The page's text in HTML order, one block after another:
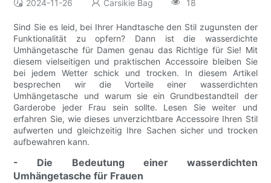
2024-11-26 Carsikie Bag 18
Sind Sie es leid, bei Ihrer Handtasche den Stil zugunsten der
Funktionalität zu opfern? Dann ist die wasserdichte
Umhängetasche für Damen genau das Richtige für Sie! Mit
diesem vielseitigen und praktischen Accessoire bleiben Sie
bei jedem Wetter schick und trocken. In diesem Artikel
besprechen wir die Vorteile einer wasserdichten
Umhängetasche und warum sie ein Grundbestandteil der
Garderobe jeder Frau sein sollte. Lesen Sie weiter und
erfahren Sie, wie dieses unverzichtbare Accessoire Ihren Stil
aufwerten und gleichzeitig Ihre Sachen sicher und trocken
aufbewahren kann.
- Die Bedeutung einer wasserdichten
Umhängetasche für Frauen